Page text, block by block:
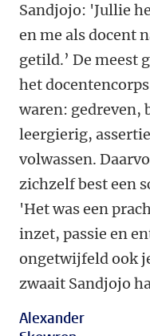
Sandjojo: 'Jullie
en me als docent
getild.’ De meest
het
waren: gedreven,
leergierig,
volwassen.
zichzelf best een
'Het was een
inzet, passie en
ongetwijfeld ook
zwaait Sandjojo
Alexander